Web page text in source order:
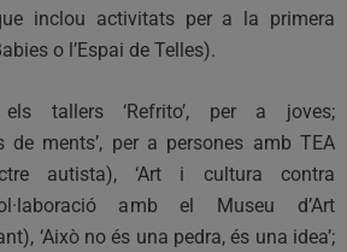
inclou activitats per a la primera
o l’Espai de Telles).
els tallers ‘Refrito’, per a joves;
de ments’, per a persones amb TEA
autista), ‘Art i cultura contra
amb el Museu d’Art
‘Això no és una pedra, és una idea’;